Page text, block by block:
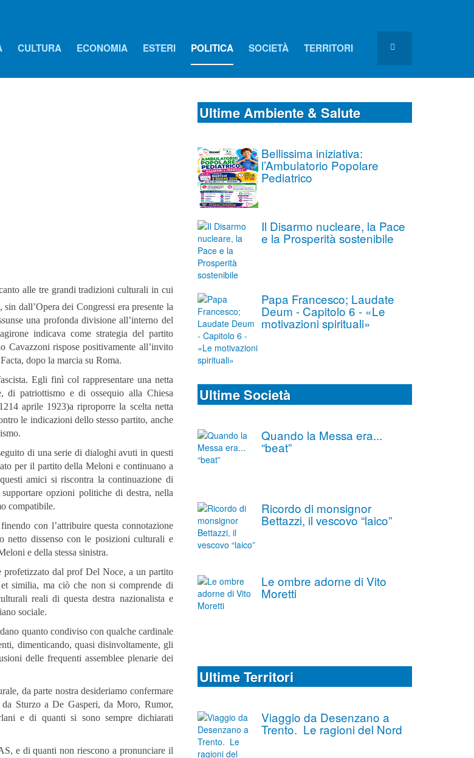
CULTURA ECONOMIA ESTERI POLITICA SOCIETÀ TERRITORI
alle tre grandi tradizioni culturali in cui
dall’Opera dei Congressi era presente la
una profonda divisione all’interno del
indicava come strategia del partito
Cavazzoni rispose positivamente all’invito
dopo la marcia su Roma.
Egli finì col rappresentare una netta
di patriottismo e di ossequio alla Chiesa
aprile 1923)a riproporre la scelta netta
le indicazioni dello stesso partito, anche
di una serie di dialoghi avuti in questi
per il partito della Meloni e continuano a
amici si riscontra la continuazione di
opzioni politiche di destra, nella
compatibile.
con l’attribuire questa connotazione
netto dissenso con le posizioni culturali e
e della stessa sinistra.
profetizzato dal prof Del Noce, a un partito
et similia, ma ciò che non si comprende di
reali di questa destra nazionalista e
sociale.
quanto condiviso con qualche cardinale
dimenticando, quasi disinvoltamente, gli
delle frequenti assemblee plenarie dei
da parte nostra desideriamo confermare
Sturzo a De Gasperi, da Moro, Rumor,
e di quanti si sono sempre dichiarati
e di quanti non riescono a pronunciare il
Ultime Ambiente & Salute
Bellissima iniziativa:
l’Ambulatorio Popolare
Pediatrico
Il Disarmo nucleare, la Pace
e la Prosperità sostenibile
Papa Francesco; Laudate
Deum - Capitolo 6 - «Le
motivazioni spirituali»
Ultime Società
Quando la Messa era...
“beat”
Ricordo di monsignor
Bettazzi, il vescovo “laico”
Le ombre adorne di Vito
Moretti
Ultime Territori
Viaggio da Desenzano a
Trento. Le ragioni del Nord